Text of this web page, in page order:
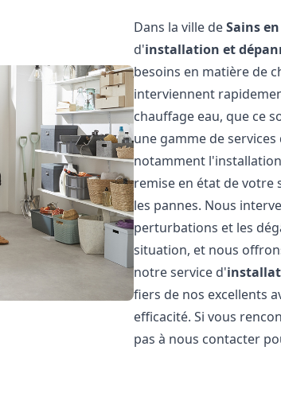
Dans la ville deSains
d'installation et
besoins en matière de
interviennent
chauffage eau, que ce
une gamme de services
notamment
remise en état de votre
les pannes. Nous
perturbations et les
situation, et nous
notre service d'
fiers de nos excellents
efficacité. Si vous
pas à nous contacter